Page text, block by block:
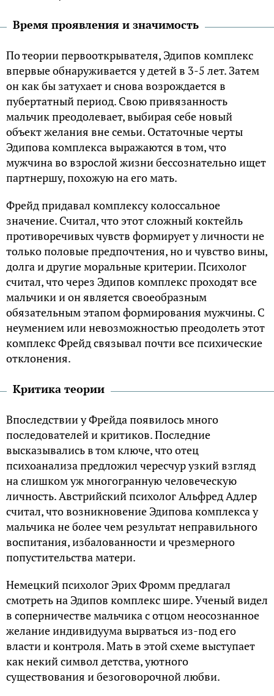
Время проявления и значимость
По теории первооткрывателя, Эдипов комплекс
впервые обнаруживается у детей в 3-5 лет. Затем
он как бы затухает и снова возрождается в
пубертатный период. Свою привязанность
мальчик преодолевает, выбирая себе новый
объект желания вне семьи. Остаточные черты
Эдипова комплекса выражаются в том, что
мужчина во взрослой жизни бессознательно ищет
партнершу, похожую на его мать.
Фрейд придавал комплексу колоссальное
значение. Считал, что этот сложный коктейль
противоречивых чувств формирует у личности не
только половые предпочтения, но и чувство вины,
долга и другие моральные критерии. Психолог
считал, что через Эдипов комплекс проходят все
мальчики и он является своеобразным
обязательным этапом формирования мужчины. С
неумением или невозможностью преодолеть этот
комплекс Фрейд связывал почти все психические
отклонения.
Критика теории
Впоследствии у Фрейда появилось много
последователей и критиков. Последние
высказывались в том ключе, что отец
психоанализа предложил чересчур узкий взгляд
на слишком уж многогранную человеческую
личность. Австрийский психолог Альфред Адлер
считал, что возникновение Эдипова комплекса у
мальчика не более чем результат неправильного
воспитания, избалованности и чрезмерного
попустительства матери.
Немецкий психолог Эрих Фромм предлагал
смотреть на Эдипов комплекс шире. Ученый видел
в соперничестве мальчика с отцом неосознанное
желание индивидуума вырваться из-под его
власти и контроля. Мать в этой схеме выступает
как некий символ детства, уютного
существования и безоговорочной любви.